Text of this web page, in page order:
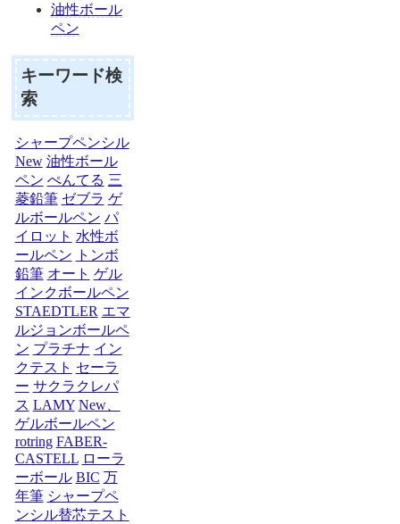
油性ボール
ペン
キーワード検
索
シャープペンシル
New 油性ボール
ペン ぺんてる 三
菱鉛筆 ゼブラ ゲ
ルボールペン パ
イロット 水性ボ
ールペン
トンボ
鉛筆 オート ゲル
インクボールペン
STAEDTLER エマ
ルジョンボールペ
ン プラチナ イン
クテスト セーラ
ー サクラクレパ
ス LAMY New、
ゲルボールペン
rotring FABER-
CASTELL ローラ
ーボール BIC 万
年筆 シャープペ
ンシル替芯テスト